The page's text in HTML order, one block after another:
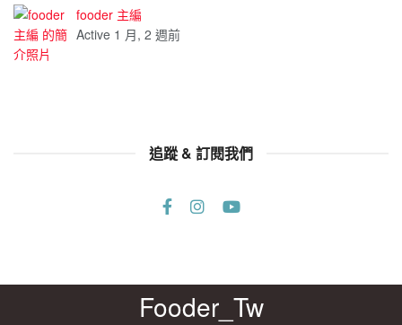
fooder 主編
Active 1 月, 2 週前
追蹤 & 訂閱我們
Fooder_Tw